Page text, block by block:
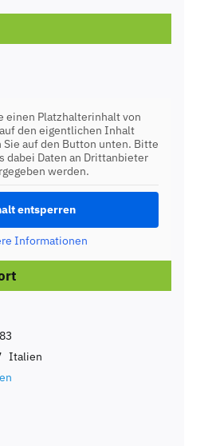
Italien
einen Platzhalterinhalt von
den eigentlichen Inhalt
auf den Button unten. Bitte
dabei Daten an Drittanbieter
werden.
entsperren
Informationen